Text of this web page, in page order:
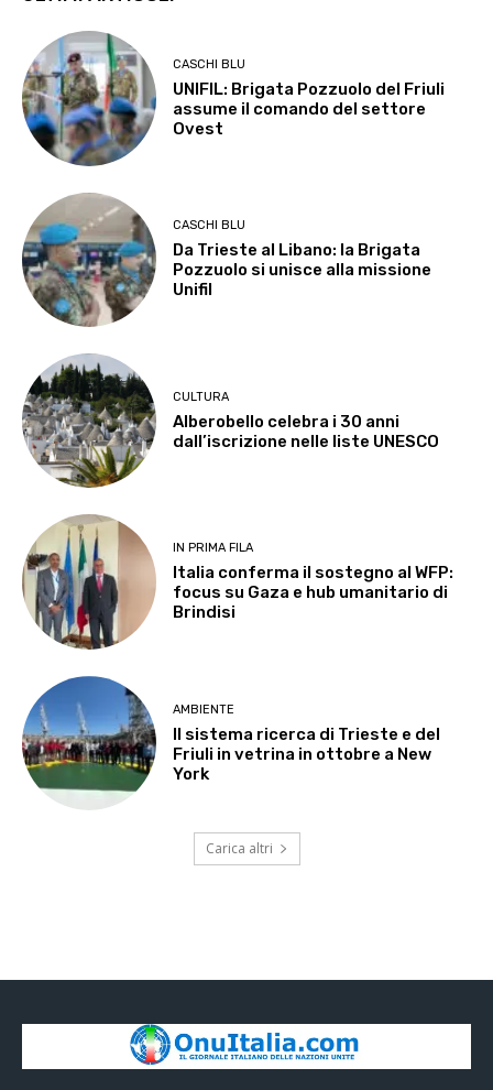
CASCHI BLU
UNIFIL: Brigata Pozzuolo del Friuli
assume il comando del settore
Ovest
CASCHI BLU
Da Trieste al Libano: la Brigata
Pozzuolo si unisce alla missione
Unifil
CULTURA
Alberobello celebra i 30 anni
dall’iscrizione nelle liste UNESCO
IN PRIMA FILA
Italia conferma il sostegno al WFP:
focus su Gaza e hub umanitario di
Brindisi
AMBIENTE
Il sistema ricerca di Trieste e del
Friuli in vetrina in ottobre a New
York
Carica altri